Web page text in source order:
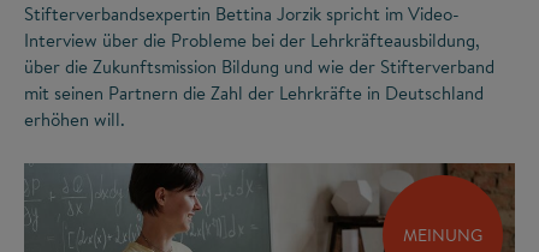
Stifterverbandsexpertin Bettina Jorzik spricht im Video-
Interview über die Probleme bei der Lehrkräfteausbildung,
über die Zukunftsmission Bildung und wie der Stifterverband
mit seinen Partnern die Zahl der Lehrkräfte in Deutschland
erhöhen will.
MEINUNG